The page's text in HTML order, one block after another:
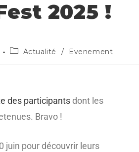
2025 !
Actualité / Evenement
des participants dont les
Bravo !
juin pour découvrir leurs